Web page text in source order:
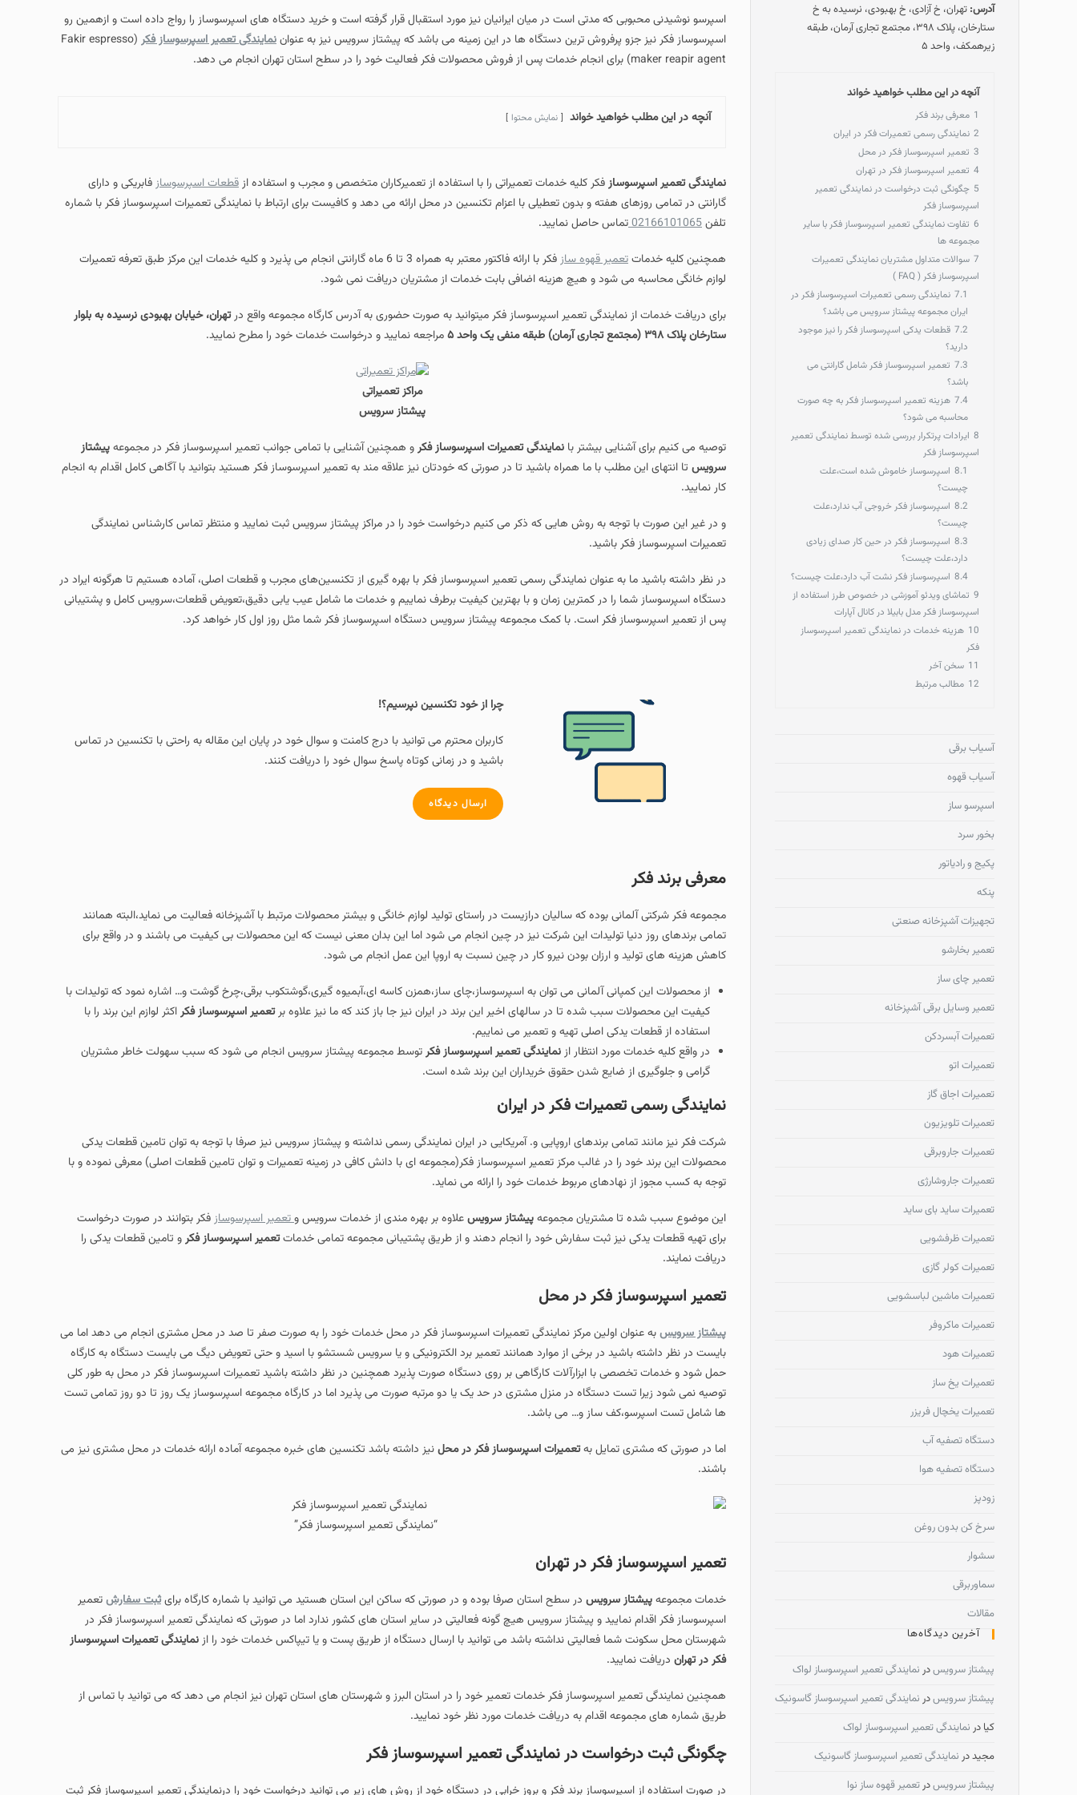
اسپرسو نوشیدنی محبوبی که مدتی است در میان ایرانیان نیز مورد استقبال قرار گرفته است و خرید دستگاه های اسپرسوساز را رواج داده است و ازهمین رو
اسپرسوساز فکر نیز جزو پرفروش ترین دستگاه ها در این زمینه می باشد که پیشتاز سرویس نیز به عنواننمایندگی تعمیر اسپرسوساز فکر (Fakir espresso
maker reapir agent) برای انجام خدمات پس از فروش محصولات فکر فعالیت خود را در سطح استان تهران انجام می دهد.
آنچه در این مطلب خواهید خواند نمایش محتوا
نمایندگی تعمیر اسپرسوسازفکر کلیه خدمات تعمیراتی را با استفاده از تعمیرکاران متخصص و مجرب و استفاده ازقطعات اسپرسوسازفابریکی و دارای
گارانتی در تمامی روزهای هفته و بدون تعطیلی با اعزام تکنسین در محل ارائه می دهد و کافیست برای ارتباط با نمایندگی تعمیرات اسپرسوساز فکر با شماره
تلفن02166101065تماس حاصل نمایید.
همچنین کلیه خدماتتعمیر قهوه ساز
فکر با ارائه فاکتور معتبر به همراه 3 تا 6 ماه گارانتی انجام می پذیرد و کلیه خدمات این مرکز طبق تعرفه تعمیرات
لوازم خانگی محاسبه می شود و هیچ هزینه اضافی بابت خدمات از مشتریان دریافت نمی شود.
برای دریافت خدمات از نمایندگی تعمیر اسپرسوساز فکر میتوانید به صورت حضوری به آدرس کارگاه مجموعه واقع درتهران، خیابان بهبودی نرسیده به بلوار
ستارخان پلاک ۳۹۸ (مجتمع تجاری آرمان) طبقه منفی یک واحد ۵
مراجعه نمایید و درخواست خدمات خود را مطرح نمایید.
مراکز تعمیراتی
پیشتاز سرویس
توصیه می کنیم برای آشنایی بیشتر با نمایندگی تعمیرات اسپرسوساز فکرو همچنین آشنایی با تمامی جوانب تعمیر اسپرسوساز فکر در مجموعهپیشتاز
سرویس تا انتهای این مطلب با ما همراه باشید تا در صورتی که خودتان نیز علاقه مند به تعمیر اسپرسوساز فکر هستید بتوانید با آگاهی کامل اقدام به انجام
کار نمایید.
و در غیر این صورت با توجه به روش هایی که ذکر می کنیم درخواست خود را در مراکز پیشتاز سرویس ثبت نمایید و منتظر تماس کارشناس نمایندگی
تعمیرات اسپرسوساز فکر باشید.
در نظر داشته باشید ما به عنوان نمایندگی رسمی تعمیر اسپرسوساز فکر با بهره‌ گیری از تکنسین‌های مجرب و قطعات اصلی، آماده‌ هستیم تا هرگونه ایراد در
دستگاه اسپرسوساز شما را در کمترین زمان و با بهترین کیفیت برطرف نماییم و خدمات ما شامل عیب‌ یابی دقیق،تعویض قطعات،سرویس کامل و پشتیبانی
پس از تعمیر اسپرسوساز فکر است. با کمک مجموعه پیشتاز سرویس دستگاه اسپرسوساز فکر شما مثل روز اول کار خواهد کرد.
چرا از خود تکنسین نپرسیم؟!
کاربران محترم می توانید با درج کامنت و سوال خود در پایان این مقاله به راحتی با تکنسین در تماس
باشید و در زمانی کوتاه پاسخ سوال خود را دریافت کنند.
ارسال دیدگاه
معرفی برند فکر
مجموعه فکر شرکتی آلمانی بوده که سالیان درازیست در راستای تولید لوازم خانگی و بیشتر محصولات مرتبط با آشپزخانه فعالیت می نماید،البته همانند
تمامی برندهای روز دنیا تولیدات این شرکت نیز در چین انجام می شود اما این بدان معنی نیست که این محصولات بی کیفیت می باشند و در واقع برای
کاهش هزینه های تولید و ارزان بودن نیرو کار در چین نسبت به اروپا این عمل انجام می شود.
از محصولات این کمپانی آلمانی می توان به اسپرسوساز،چای ساز،همزن کاسه ای،آبمیوه گیری،گوشتکوب برقی،چرخ گوشت و… اشاره نمود که تولیدات با
کیفیت این محصولات سبب شده تا در سالهای اخیر این برند در ایران نیز جا باز کند که ما نیز علاوه برتعمیر اسپرسوساز فکراکثر لوازم این برند را با
استفاده از قطعات یدکی اصلی تهیه و تعمیر می نماییم.
در واقع کلیه خدمات مورد انتظار ازنمایندگی تعمیر اسپرسوساز فکرتوسط مجموعه پیشتاز سرویس انجام می شود که سبب سهولت خاطر مشتریان
گرامی و جلوگیری از ضایع شدن حقوق خریداران این برند شده است.
نمایندگی رسمی تعمیرات فکر در ایران
شرکت فکر نیز مانند تمامی برندهای اروپایی و. آمریکایی در ایران نمایندگی رسمی نداشته و پیشتاز سرویس نیز صرفا با توجه به توان تامین قطعات یدکی
محصولات این برند خود را در غالب مرکز تعمیر اسپرسوساز فکر(مجموعه ای با دانش کافی در زمینه تعمیرات و توان تامین قطعات اصلی) معرفی نموده و با
توجه به کسب مجوز از نهادهای مربوط خدمات خود را ارائه می نماید.
این موضوع سبب شده تا مشتریان مجموعهپیشتاز سرویسعلاوه بر بهره مندی از خدمات سرویس وتعمیر اسپرسوسازفکر بتوانند در صورت درخواست
برای تهیه قطعات یدکی نیز ثبت سفارش خود را انجام دهند و از طریق پشتیبانی مجموعه تمامی خدماتتعمیر اسپرسوساز فکرو تامین قطعات یدکی را
دریافت نمایند.
تعمیر اسپرسوساز فکر در محل
پیشتاز سرویسبه عنوان اولین مرکز نمایندگی تعمیرات اسپرسوساز فکر در محل خدمات خود را به صورت صفر تا صد در محل مشتری انجام می دهد اما می
بایست در نظر داشته باشید در برخی از موارد همانند تعمیر برد الکترونیکی و یا سرویس شستشو با اسید و حتی تعویض دیگ می بایست دستگاه به کارگاه
حمل شود و خدمات تخصصی با ابزارآلات کارگاهی بر روی دستگاه صورت پذیرد همچنین در نظر داشته باشید تعمیرات اسپرسوساز فکر در محل به طور کلی
توصیه نمی شود زیرا تست دستگاه در منزل مشتری در حد یک یا دو مرتبه صورت می پذیرد اما در کارگاه مجموعه اسپرسوساز یک روز تا دو روز تمامی تست
ها شامل تست اسپرسو،کف ساز و… می باشد.
اما در صورتی که مشتری تمایل بهتعمیرات اسپرسوساز فکر در محلنیز داشته باشد تکنسین های خبره مجموعه آماده ارائه خدمات در محل مشتری نیز می
باشند.
“نمایندگی تعمیر اسپرسوساز فکر”
تعمیر اسپرسوساز فکر در تهران
خدمات مجموعهپیشتاز سرویس در سطح استان صرفا بوده و در صورتی که ساکن این استان هستید می توانید با شماره کارگاه برایثبت سفارشتعمیر
اسپرسوساز فکر اقدام نمایید و پیشتاز سرویس هیچ گونه فعالیتی در سایر استان های کشور ندارد اما در صورتی که نمایندگی تعمیر اسپرسوساز فکر در
شهرستان محل سکونت شما فعالیتی نداشته باشد می توانید با ارسال دستگاه از طریق پست و یا تیپاکس خدمات خود را ازنمایندگی تعمیرات اسپرسوساز
فکر در تهران دریافت نمایید.
همچنین نمایندگی تعمیر اسپرسوساز فکر خدمات تعمیر خود را در استان البرز و شهرستان های استان تهران نیز انجام می دهد که می توانید با تماس از
طریق شماره های مجموعه اقدام به دریافت خدمات مورد نظر خود نمایید.
چگونگی ثبت درخواست در نمایندگی تعمیر اسپرسوساز فکر
در صورت استفاده از اسپرسوساز برند فکر و بروز خرابی در دستگاه خود از روش های زیر می توانید درخواست خود را درنمایندگی تعمیر اسپرسوساز فکر ثبت
آدرس: تهران، خ آزادی، خ بهبودی، نرسیده به خ
ستارخان، پلاک ۳۹۸، مجتمع تجاری آرمان، طبقه
زیرهمکف، واحد ۵
آنچه در این مطلب خواهید خواند
1 معرفی برند فکر
2 نمایندگی رسمی تعمیرات فکر در ایران
3 تعمیر اسپرسوساز فکر در محل
4 تعمیر اسپرسوساز فکر در تهران
5 چگونگی ثبت درخواست در نمایندگی تعمیر
اسپرسوساز فکر
6 تفاوت نمایندگی تعمیر اسپرسوساز فکر با سایر
مجموعه ها
7 سوالات متداول مشتریان نمایندگی تعمیرات
اسپرسوساز فکر ( FAQ )
7.1 نمایندگی رسمی تعمیرات اسپرسوساز فکر در
ایران مجموعه پیشتاز سرویس می باشد؟
7.2 قطعات یدکی اسپرسوساز فکر را نیز موجود
دارید؟
7.3 تعمیر اسپرسوساز فکر شامل گارانتی می
باشد؟
7.4 هزینه تعمیر اسپرسوساز فکر به چه صورت
محاسبه می شود؟
8 ایرادات پرتکرار بررسی شده توسط نمایندگی تعمیر
اسپرسوساز فکر
8.1 اسپرسوساز خاموش شده است،علت
چیست؟
8.2 اسپرسوساز فکر خروجی آب ندارد،علت
چیست؟
8.3 اسپرسوساز فکر در حین کار صدای زیادی
دارد،علت چیست؟
8.4 اسپرسوساز فکر نشت آب دارد،علت چیست؟
9 تماشای ویدئو آموزشی در خصوص طرز استفاده از
اسپرسوساز فکر مدل بابیلا در کانال آپارات
10 هزینه خدمات در نمایندگی تعمیر اسپرسوساز
فکر
11 سخن آخر
12 مطالب مرتبط
آسیاب برقی
آسیاب قهوه
اسپرسو ساز
بخور سرد
پکیج و رادیاتور
پنکه
تجهیزات آشپزخانه صنعتی
تعمیر بخارشو
تعمیر چای ساز
تعمیر وسایل برقی آشپزخانه
تعمیرات آبسردکن
تعمیرات اتو
تعمیرات اجاق گاز
تعمیرات تلویزیون
تعمیرات جاروبرقی
تعمیرات جاروشارژی
تعمیرات ساید بای ساید
تعمیرات ظرفشویی
تعمیرات کولر گازی
تعمیرات ماشین لباسشویی
تعمیرات ماکروفر
تعمیرات هود
تعمیرات یخ ساز
تعمیرات یخچال فریزر
دستگاه تصفیه آب
دستگاه تصفیه هوا
زودپز
سرخ کن بدون روغن
سشوار
سماوربرقی
مقالات
آخرین دیدگاه‌ها
پیشتاز سرویسدر نمایندگی تعمیر اسپرسوساز لواک
پیشتاز سرویسدر نمایندگی تعمیر اسپرسوساز گاسونیک
کیا در نمایندگی تعمیر اسپرسوساز لواک
مجیددر نمایندگی تعمیر اسپرسوساز گاسونیک
پیشتاز سرویسدرتعمیر قهوه ساز نوا